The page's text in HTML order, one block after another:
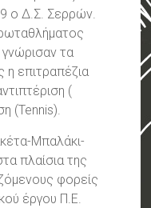
ο Δ.Σ. Σερρών.
γνώρισαν τα
επιτραπέζια
(
(Tennis).
Μπαλάκι-
πλαίσια της
φορείς
έργου Π.Ε.